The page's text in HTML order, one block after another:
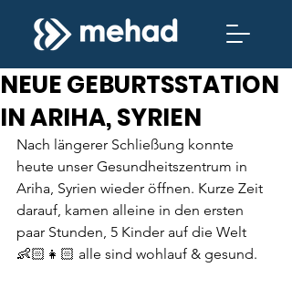
NEUE GEBURTSSTATION
IN ARIHA, SYRIEN
Nach längerer Schließung konnte
heute unser Gesundheitszentrum in
Ariha, Syrien wieder öffnen. Kurze Zeit
darauf, kamen alleine in den ersten
paar Stunden, 5 Kinder auf die Welt
👶🏻👧🏻 alle sind wohlauf & gesund.